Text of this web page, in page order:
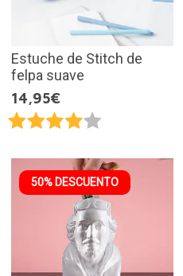
Estuche de Stitch de
felpa suave
14,95€
50% DESCUENTO